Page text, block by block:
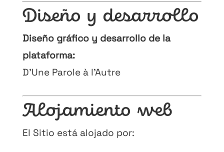
Diseño y desarrollo
Diseño gráfico y desarrollo de la
plataforma:
D’Une Parole à l’Autre
Alojamiento web
El Sitio está alojado por: